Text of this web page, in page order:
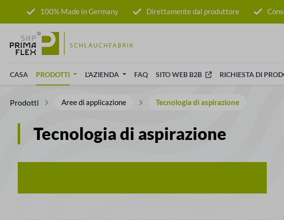
al contenuto principale
Salta alla ricerca
Passa alla navigazione principale
100% Made in Germany Direttamente dal produttore
CASA PRODOTTI L'AZIENDA FAQ SITO WEB B2B RICHIESTA DI
Prodotti Aree di applicazione Tecnologia di aspirazione
Tecnologia di aspirazione